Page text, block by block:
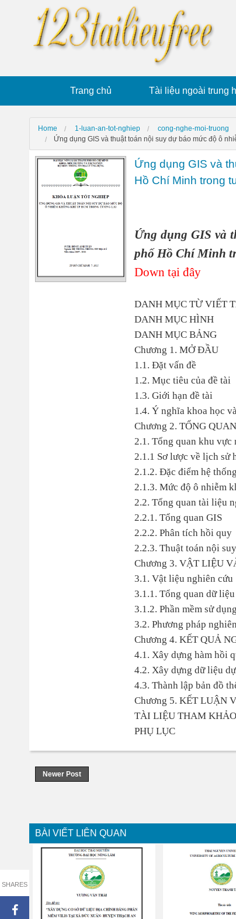
Trang chủ Tài liệu ngoài trung
Home 1-luan-an-tot-nghiep
cong-nghe-moi-truong
Ứng dụng GIS và thuật toán nội suy dự báo mức độ ô
SHARES
Ứng dụng GIS và
Hồ Chí Minh trong
Ứng dụng GIS và
phố Hồ Chí Minh
Down tại đây
DANH MỤC TỪ VIẾT
DANH MỤC HÌNH
DANH MỤC BẢNG
Chương 1. MỞ ĐẦU
1.1. Đặt vấn đề
1.2. Mục tiêu của đề tài
1.3. Giới hạn đề tài
1.4. Ý nghĩa khoa học
Chương 2. TỔNG QUAN
2.1. Tổng quan khu vực
2.1.1 Sơ lược về lịch sử
2.1.2. Đặc điểm hệ
2.1.3. Mức độ ô nhiễm
2.2. Tổng quan tài liệu
2.2.1. Tổng quan GIS
2.2.2. Phân tích hồi quy
2.2.3. Thuật toán nội suy
Chương 3. VẬT LIỆU
3.1. Vật liệu nghiên cứu
3.1.1. Tổng quan dữ liệu
3.1.2. Phần mềm sử dụng
3.2. Phương pháp
Chương 4. KẾT QUẢ
4.1. Xây dựng hàm hồi
4.2. Xây dựng dữ liệu
4.3. Thành lập bản đồ
Chương 5. KẾT LUẬN
TÀI LIỆU THAM KHẢO
PHỤ LỤC
Newer Post
BÀI VIẾT LIÊN QUAN